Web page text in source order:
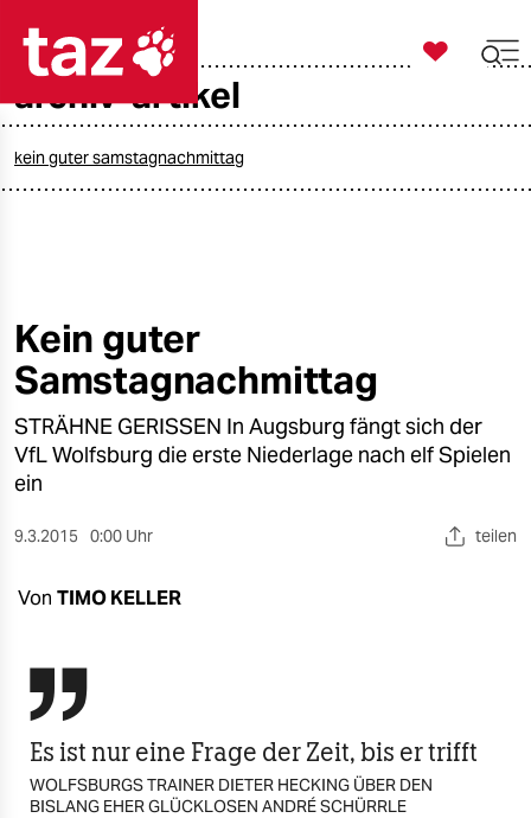
taz zahl ich
öko
gesellschaft
kultur
sport
berlin
nord
verlag
verlag
veranstaltungen

taz zahl ich
archiv-artikel
kein guter samstagnachmittag
Kein guter
Samstagnachmittag
STRÄHNE GERISSEN In Augsburg fängt sich der
VfL Wolfsburg die erste Niederlage nach elf Spielen
ein
9.3.2015 0:00 Uhr teilen
Von TIMO KELLER

Es ist nur eine Frage der Zeit, bis er trifft
WOLFSBURGS TRAINER DIETER HECKING ÜBER DEN
BISLANG EHER GLÜCKLOSEN ANDRÉ SCHÜRRLE